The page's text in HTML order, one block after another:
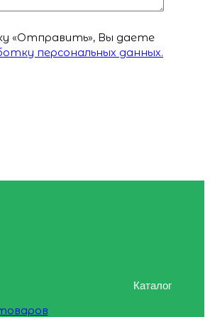
«Отправить», Вы даете
персональных данных.
Каталог